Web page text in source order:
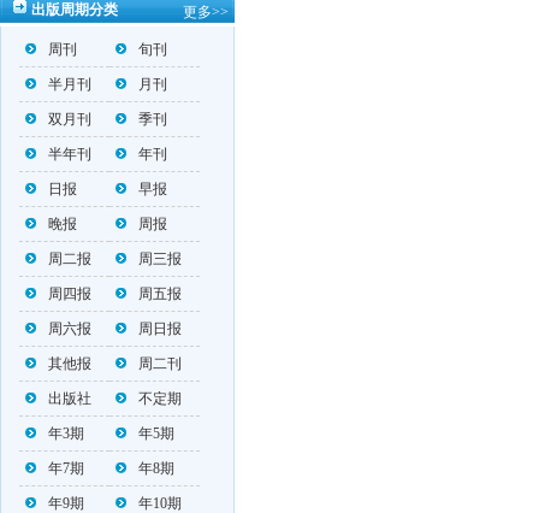
出版周期分类 更多>>
周刊 旬刊
半月刊 月刊
双月刊 季刊
半年刊 年刊
日报 早报
晚报 周报
周二报 周三报
周四报 周五报
周六报 周日报
其他报 周二刊
出版社 不定期
年3期 年5期
年7期 年8期
年9期 年10期